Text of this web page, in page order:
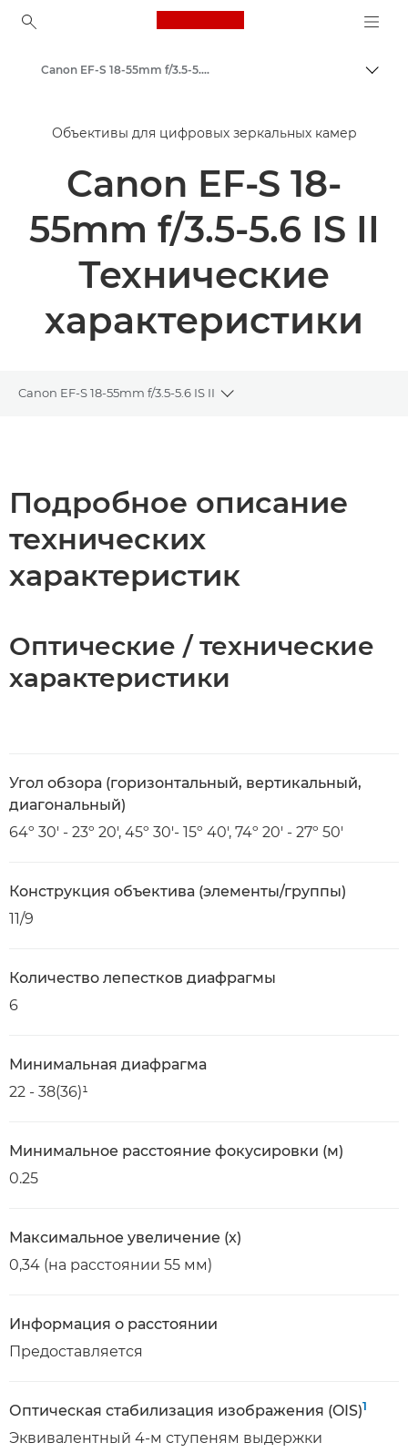
Canon Logo, back to
Объективы для камер Canon
Canon EF-S 18-55mm f/3.5-5.6 IS II - Lenses - Camera & Photo lenses
Объективы для цифровых зеркальных камер
Canon EF-S 18-
55mm f/3.5-5.6 IS II
Технические
характеристики
Canon EF-S 18-55mm f/3.5-5.6 IS II
Toggle breadcrumbs
Подробное описание
технических
характеристик
Оптические / технические
характеристики
Угол обзора (горизонтальный, вертикальный,
диагональный)
64º 30' - 23º 20', 45º 30'- 15º 40', 74º 20' - 27º 50'
Конструкция объектива (элементы/группы)
11/9
Количество лепестков диафрагмы
6
Минимальная диафрагма
22 - 38(36)¹
Минимальное расстояние фокусировки (м)
0.25
Максимальное увеличение (x)
0,34 (на расстоянии 55 мм)
Информация о расстоянии
Предоставляется
Оптическая стабилизация изображения (OIS)1
Эквивалентный 4-м ступеням выдержки